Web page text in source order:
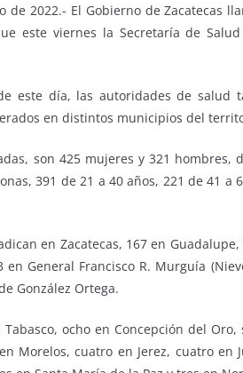
de 2022.- El Gobierno de Zacatecas
este viernes la Secretaría de Salud
este día, las autoridades de salud
en distintos municipios del
son 425 mujeres y 321
391 de 21 a 40 años, 221 de 41 a
en Zacatecas, 167 en
en General Francisco R. Murguía
González Ortega.
ocho en Concepción del
Morelos, cuatro en Jerez, cuatro en